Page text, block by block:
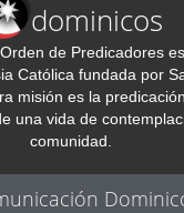
dominicos
de Predicadores
Católica fundada por
misión es la
una vida de
comunidad.